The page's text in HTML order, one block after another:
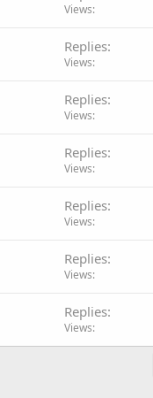
Views
Replies
Views
Replies
Views
Replies
Views
Replies
Views
Replies
Views
Replies
Views